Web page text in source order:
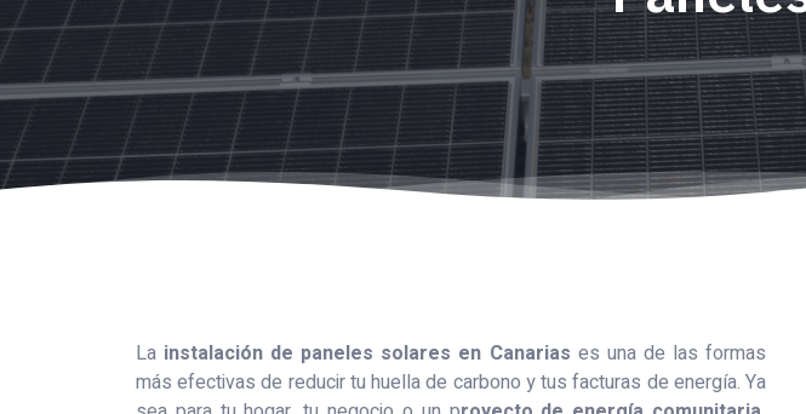
La instalación de paneles solares en Canarias es una de las formas
más efectivas de reducir tu huella de carbono y tus facturas de energía. Ya